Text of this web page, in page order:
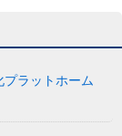
プラットホーム